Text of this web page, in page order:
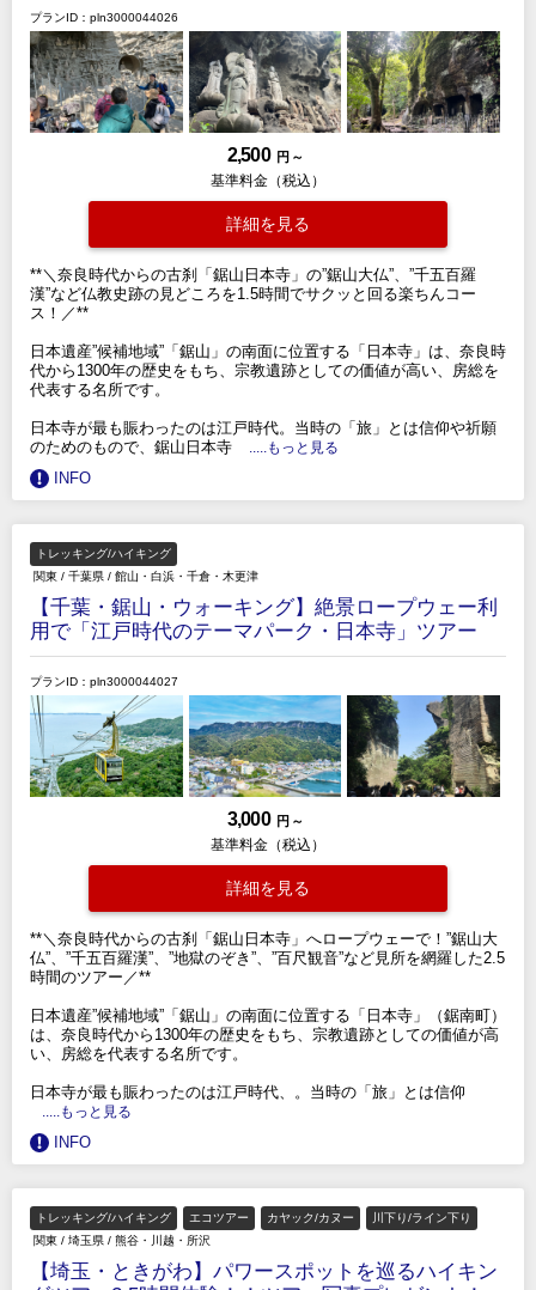
プランID：pln3000044026
2,500 円 ～
基準料金（税込）
詳細を見る
**＼奈良時代からの古刹「鋸山日本寺」の”鋸山大仏”、”千五百羅
漢”など仏教史跡の見どころを1.5時間でサクッと回る楽ちんコー
ス！／**
日本遺産”候補地域”「鋸山」の南面に位置する「日本寺」は、奈良時
代から1300年の歴史をもち、宗教遺跡としての価値が高い、房総を
代表する名所です。
日本寺が最も賑わったのは江戸時代。当時の「旅」とは信仰や祈願
のためのもので、鋸山日本寺
.....もっと見る
INFO
トレッキング/ハイキング
関東 / 千葉県 / 館山・白浜・千倉・木更津
【千葉・鋸山・ウォーキング】絶景ロープウェー利
用で「江戸時代のテーマパーク・日本寺」ツアー
プランID：pln3000044027
3,000 円 ～
基準料金（税込）
詳細を見る
**＼奈良時代からの古刹「鋸山日本寺」へロープウェーで！”鋸山大
仏”、”千五百羅漢”、”地獄のぞき”、”百尺観音”など見所を網羅した2.5
時間のツアー／**
日本遺産”候補地域”「鋸山」の南面に位置する「日本寺」（鋸南町）
は、奈良時代から1300年の歴史をもち、宗教遺跡としての価値が高
い、房総を代表する名所です。
日本寺が最も賑わったのは江戸時代、。当時の「旅」とは信仰
.....もっと見る
INFO
トレッキング/ハイキング エコツアー カヤック/カヌー
川下り/ライン下り
関東 / 埼玉県 / 熊谷・川越・所沢
【埼玉・ときがわ】パワースポットを巡るハイキン